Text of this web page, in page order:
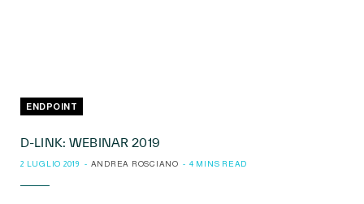
ENDPOINT
D-LINK: WEBINAR 2019
2 LUGLIO 2019 ANDREA ROSCIANO 4 MINS READ